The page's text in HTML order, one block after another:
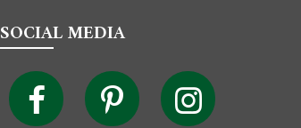
SOCIAL MEDIA